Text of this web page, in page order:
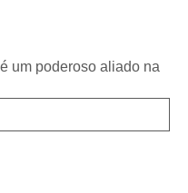
um poderoso aliado na